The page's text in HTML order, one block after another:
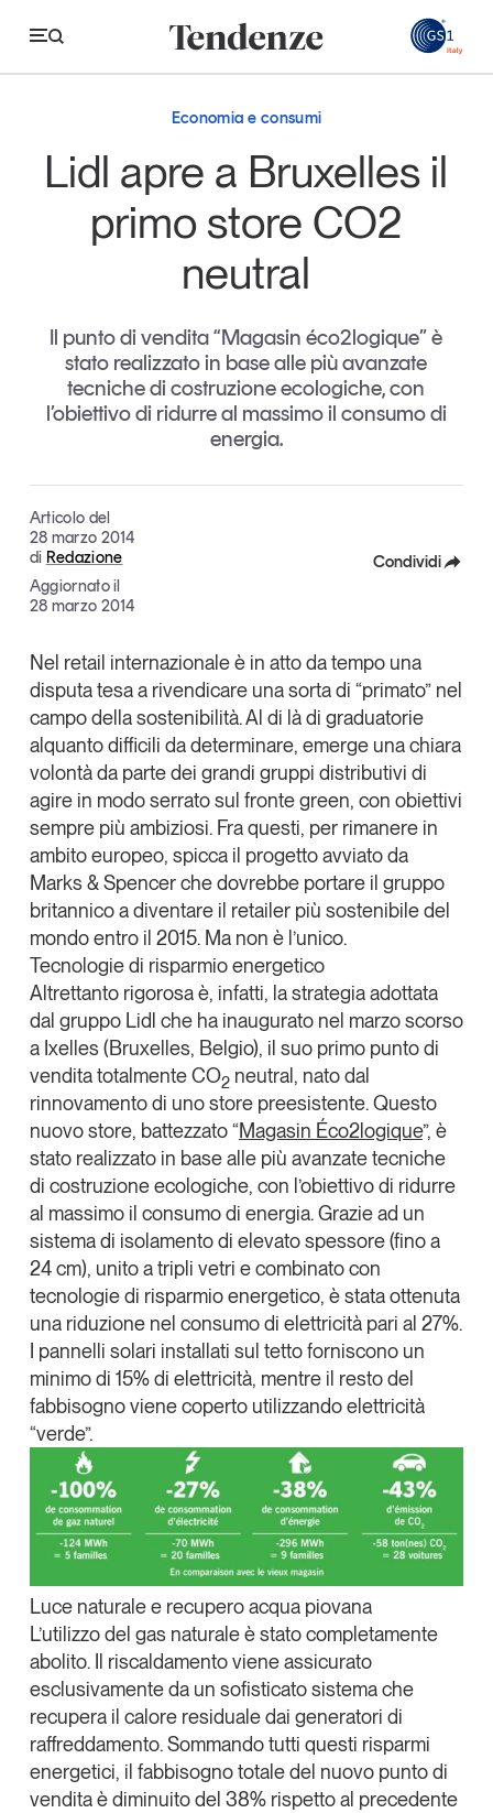
Tendenze
Economia e consumi
Innovazione
Retail e brand
Sostenibilità
Grandi temi
Magazine
Articoli
Opinioni
Dossier
Il Numero
Comunicati stampa
Video
Podcast
Studi e ricerche
Eventi e formazione
Tutti gli appuntamenti
Chi siamo
Newsletter
Contatti
Tendenze Journal
La nostra newsletter nella tua email
Iscriviti
Un anno di
Tendenze2026
Leggi il magazine
Tendenze è il magazine di GS1 Italy che racconta in
modo indipendente il cambiamento e le sfide del largo
consumo e dell’economia a professionisti e
consumatori
GS1 Italy GS1 Italy GS1 Italy
Tendenze
GS1 Italy
Economia e consumi
Lidl apre a Bruxelles il
primo store CO2
neutral
Il punto di vendita “Magasin éco2logique” è
stato realizzato in base alle più avanzate
tecniche di costruzione ecologiche, con
l’obiettivo di ridurre al massimo il consumo di
energia.
Articolo del
28 marzo 2014
di Redazione
Aggiornato il
28 marzo 2014
Condividi
Linkedin
Copia Link
Nel retail internazionaleè in atto da tempo una
disputa tesa a rivendicare una sorta di “primato” nel
campo dellasostenibilità. Al di là di graduatorie
alquanto difficili da determinare, emerge una chiara
volontà da parte dei grandi gruppi distributivi di
agire in modo serrato sul fronte green, con obiettivi
sempre più ambiziosi. Fra questi, per rimanere in
ambito europeo, spicca il progetto avviato da
Marks & Spencerche dovrebbe portare il gruppo
britannico a diventare il retailer più sostenibile del
mondo entro il 2015. Ma non è l’unico.
Tecnologie di risparmio energetico
Altrettanto rigorosa è, infatti, la strategia adottata
dal gruppo Lidl che ha inaugurato nel marzo scorso
a Ixelles (Bruxelles, Belgio), il suo primo punto di
vendita totalmenteCO2neutral, nato dal
rinnovamento di uno store preesistente. Questo
nuovo store, battezzato “Magasin Éco2logique”, è
stato realizzato in base alle più avanzatetecniche
di costruzione ecologiche, con l’obiettivo di ridurre
al massimo il consumo di energia. Grazie ad un
sistema di isolamento di elevato spessore (fino a
24 cm), unito a tripli vetri e combinato con
tecnologie di risparmio energetico, è stata ottenuta
una riduzione nel consumo di elettricità pari al 27%.
I pannelli solari installati sul tetto forniscono un
minimo di 15% di elettricità, mentre il resto del
fabbisogno viene coperto utilizzando elettricità
“verde”.
Luce naturale e recupero acqua piovana
L’utilizzo del gas naturale è stato completamente
abolito. Il riscaldamento viene assicurato
esclusivamente da un sofisticato sistema che
recupera il calore residuale dai generatori di
raffreddamento. Sommando tutti questi risparmi
energetici, il fabbisogno totaledel nuovo punto di
venditaè diminuito del 38%rispetto al precedente